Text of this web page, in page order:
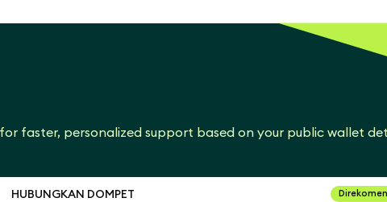
faster, personalized support based on your public wallet
HUBUNGKAN DOMPET